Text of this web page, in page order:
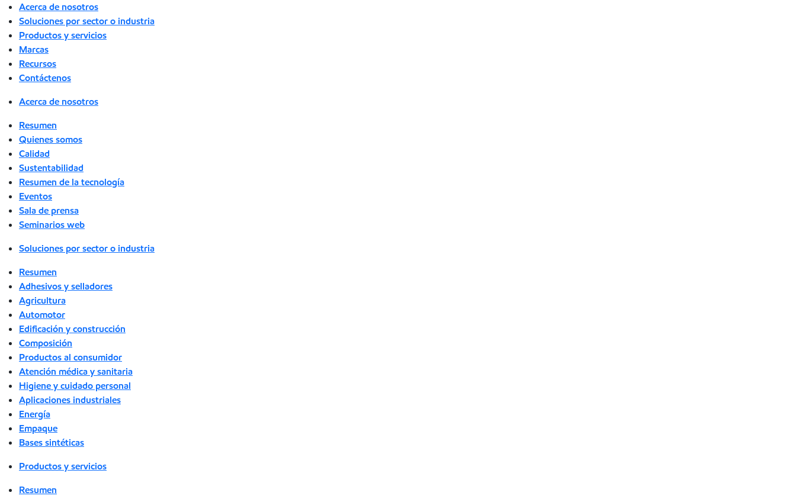
Acerca de nosotros
Soluciones por sector o industria
Productos y servicios
Marcas
Recursos
Contáctenos
Acerca de nosotros
Resumen
Quienes somos
Calidad
Sustentabilidad
Resumen de la tecnología
Eventos
Sala de prensa
Seminarios web
Soluciones por sector o industria
Resumen
Adhesivos y selladores
Agricultura
Automotor
Edificación y construcción
Composición
Productos al consumidor
Atención médica y sanitaria
Higiene y cuidado personal
Aplicaciones industriales
Energía
Empaque
Bases sintéticas
Productos y servicios
Resumen